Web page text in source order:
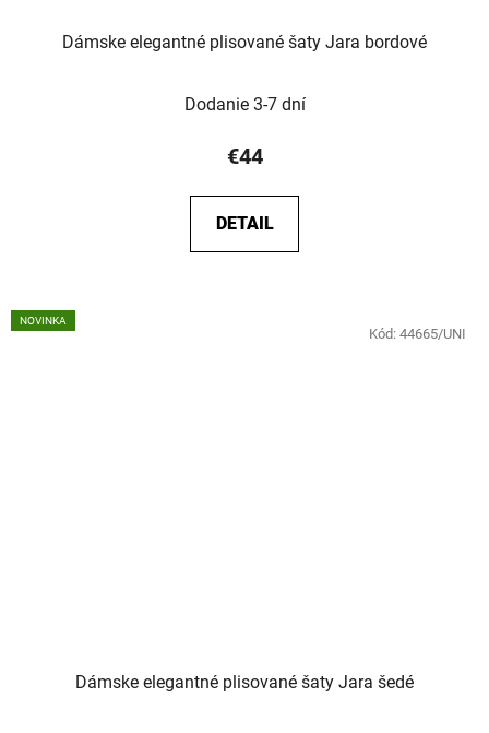
Dámske elegantné plisované šaty Jara bordové
Dodanie 3-7 dní
€44
DETAIL
NOVINKA
Dámske elegantné plisované šaty Jara šedé
Kód: 44665/UNI